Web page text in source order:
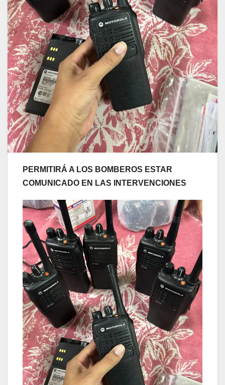
PERMITIRÁ A LOS BOMBEROS ESTAR
COMUNICADO EN LAS INTERVENCIONES